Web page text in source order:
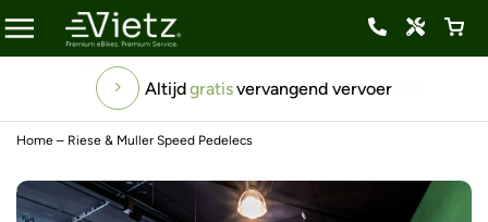
Altijdgratisvervangend vervoer
Home – Riese & Muller Speed Pedelecs